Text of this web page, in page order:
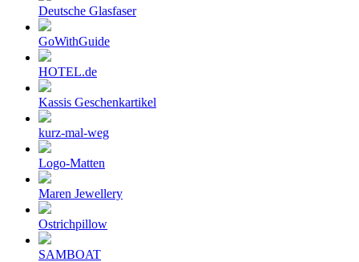
Deutsche Glasfaser
GoWithGuide
HOTEL.de
Kassis Geschenkartikel
kurz-mal-weg
Logo-Matten
Maren Jewellery
Ostrichpillow
SAMBOAT